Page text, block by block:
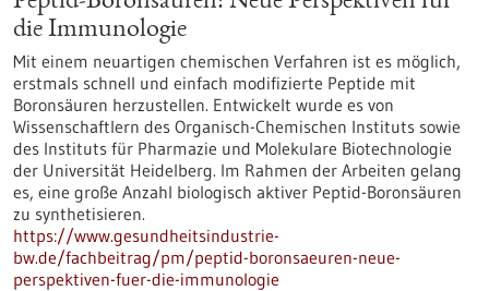
die Immunologie
Mit einem neuartigen chemischen Verfahren ist es möglich,
erstmals schnell und einfach modifizierte Peptide mit
Boronsäuren herzustellen. Entwickelt wurde es von
Wissenschaftlern des Organisch-Chemischen Instituts sowie
des Instituts für Pharmazie und Molekulare Biotechnologie
der Universität Heidelberg. Im Rahmen der Arbeiten gelang
es, eine große Anzahl biologisch aktiver Peptid-Boronsäuren
zu synthetisieren.
https://www.gesundheitsindustrie-
bw.de/fachbeitrag/pm/peptid-boronsaeuren-neue-
perspektiven-fuer-die-immunologie